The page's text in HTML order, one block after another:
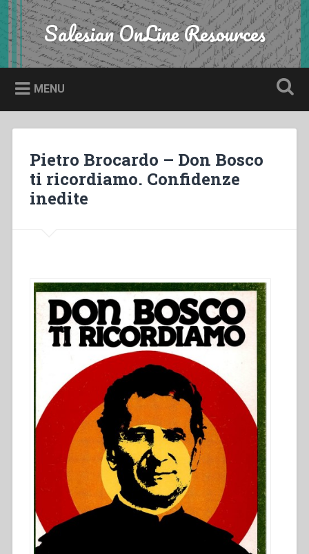
Skip
to
content
Search Salesian OnLine Resources
MENU
Pietro Brocardo – Don Bosco
ti ricordiamo. Confidenze
inedite